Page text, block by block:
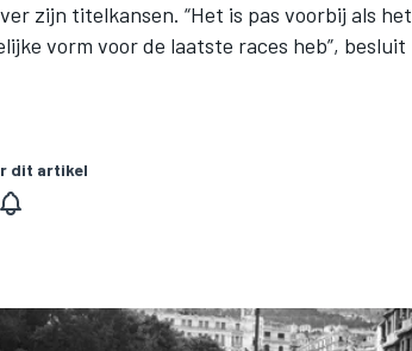
zijn titelkansen. “Het is pas voorbij als het
vorm voor de laatste races heb”, besluit
dit artikel